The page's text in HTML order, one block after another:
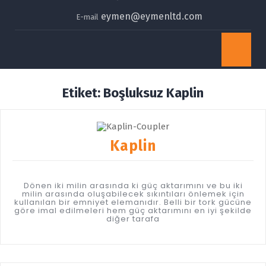
E-mail eymen@eymenltd.com
Etiket: Boşluksuz Kaplin
Kaplin
Dönen iki milin arasında ki güç aktarımını ve bu iki
milin arasında oluşabilecek sıkıntıları önlemek için
kullanılan bir emniyet elemanıdır. Belli bir tork gücüne
göre imal edilmeleri hem güç aktarımını en iyi şekilde
diğer tarafa